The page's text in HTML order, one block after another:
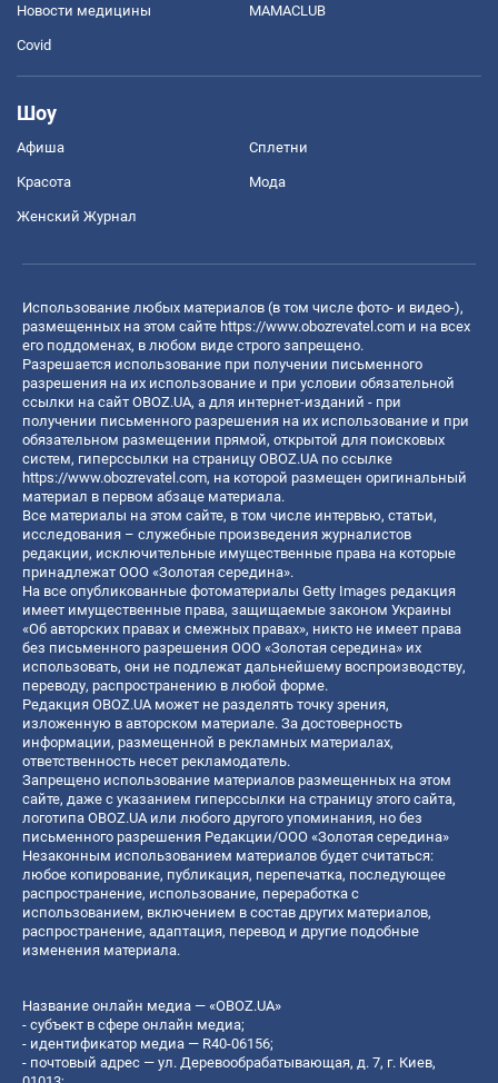
Новости медицины MAMACLUB
Covid
Шоу
Афиша Сплетни
Красота Мода
Женский Журнал
Использование любых материалов (в том числе фото- и видео-),
размещенных на этом сайте https://www.obozrevatel.com и на всех
его поддоменах, в любом виде строго запрещено.
Разрешается использование при получении письменного
разрешения на их использование и при условии обязательной
ссылки на сайт OBOZ.UA, а для интернет-изданий - при
получении письменного разрешения на их использование и при
обязательном размещении прямой, открытой для поисковых
систем, гиперссылки на страницу OBOZ.UA по ссылке
https://www.obozrevatel.com, на которой размещен оригинальный
материал в первом абзаце материала.
Все материалы на этом сайте, в том числе интервью, статьи,
исследования – служебные произведения журналистов
редакции, исключительные имущественные права на которые
принадлежат ООО «Золотая середина».
На все опубликованные фотоматериалы Getty Images редакция
имеет имущественные права, защищаемые законом Украины
«Об авторских правах и смежных правах», никто не имеет права
без письменного разрешения ООО «Золотая середина» их
использовать, они не подлежат дальнейшему воспроизводству,
переводу, распространению в любой форме.
Редакция OBOZ.UA может не разделять точку зрения,
изложенную в авторском материале. За достоверность
информации, размещенной в рекламных материалах,
ответственность несет рекламодатель.
Запрещено использование материалов размещенных на этом
сайте, даже с указанием гиперссылки на страницу этого сайта,
логотипа OBOZ.UA или любого другого упоминания, но без
письменного разрешения Редакции/ООО «Золотая середина»
Незаконным использованием материалов будет считаться:
любое копирование, публикация, перепечатка, последующее
распространение, использование, переработка с
использованием, включением в состав других материалов,
распространение, адаптация, перевод и другие подобные
изменения материала.
Название онлайн медиа — «OBOZ.UA»
- субъект в сфере онлайн медиа;
- идентификатор медиа — R40-06156;
- почтовый адрес — ул. Деревообрабатывающая, д. 7, г. Киев,